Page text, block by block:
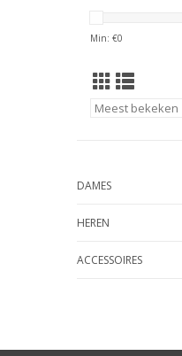
Min: €0
DAMES
HEREN
ACCESSOIRES